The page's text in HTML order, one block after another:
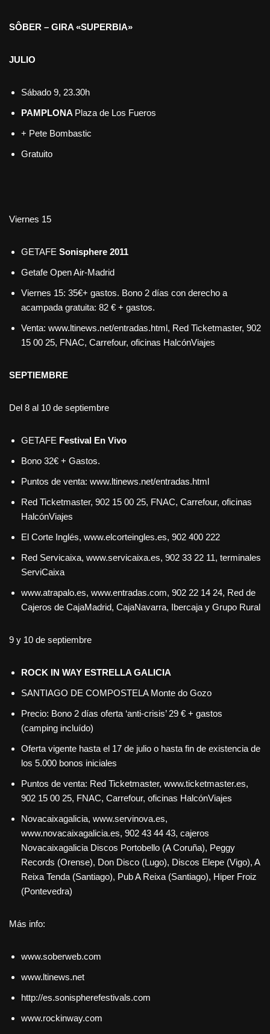
SÔBER – GIRA «SUPERBIA»
JULIO
Sábado 9, 23.30h
PAMPLONA Plaza de Los Fueros
+ Pete Bombastic
Gratuito
Viernes 15
GETAFE Sonisphere 2011
Getafe Open Air-Madrid
Viernes 15: 35€+ gastos. Bono 2 días con derecho a
acampada gratuita: 82 € + gastos.
Venta: www.ltinews.net/entradas.html, Red Ticketmaster, 902
15 00 25, FNAC, Carrefour, oficinas HalcónViajes
SEPTIEMBRE
Del 8 al 10 de septiembre
GETAFE Festival En Vivo
Bono 32€ + Gastos.
Puntos de venta: www.ltinews.net/entradas.html
Red Ticketmaster, 902 15 00 25, FNAC, Carrefour, oficinas
HalcónViajes
El Corte Inglés, www.elcorteingles.es, 902 400 222
Red Servicaixa, www.servicaixa.es, 902 33 22 11, terminales
ServiCaixa
www.atrapalo.es, www.entradas.com, 902 22 14 24, Red de
Cajeros de CajaMadrid, CajaNavarra, Ibercaja y Grupo Rural
9 y 10 de septiembre
ROCK IN WAY ESTRELLA GALICIA
SANTIAGO DE COMPOSTELA Monte do Gozo
Precio: Bono 2 días oferta ‘anti-crisis’ 29 € + gastos
(camping incluído)
Oferta vigente hasta el 17 de julio o hasta fin de existencia de
los 5.000 bonos iniciales
Puntos de venta: Red Ticketmaster, www.ticketmaster.es,
902 15 00 25, FNAC, Carrefour, oficinas HalcónViajes
Novacaixagalicia, www.servinova.es,
www.novacaixagalicia.es, 902 43 44 43, cajeros
Novacaixagalicia Discos Portobello (A Coruña), Peggy
Records (Orense), Don Disco (Lugo), Discos Elepe (Vigo), A
Reixa Tenda (Santiago), Pub A Reixa (Santiago), Hiper Froiz
(Pontevedra)
Más info:
www.soberweb.com
www.ltinews.net
http://es.sonispherefestivals.com
www.rockinway.com